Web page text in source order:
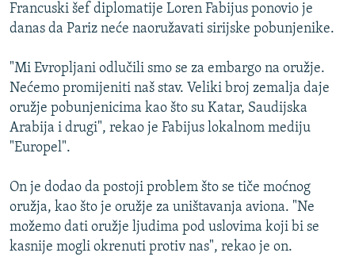
FOTOGALERIJE
RAT U UKRAJINI
RSE PRIČE IZ SVIJETA
ISPRIČAJ MI
DNEVNO@RSE
SPECIJALI RSE
VIŠE OD NASLOVA
GENOCID U SREBRENICI
POPLAVE I KLIZIŠTA U BIH 2024.
PRATITE NAS
Francuski šef diplomatije Loren Fabijus ponovio je
danas da Pariz neće naoružavati sirijske pobunjenike.
"Mi Evropljani odlučili smo se za embargo na oružje.
Nećemo promijeniti naš stav. Veliki broj zemalja daje
oružje pobunjenicima kao što su Katar, Saudijska
Arabija i drugi", rekao je Fabijus lokalnom mediju
"Europel".
On je dodao da postoji problem što se tiče moćnog
oružja, kao što je oružje za uništavanja aviona. "Ne
možemo dati oružje ljudima pod uslovima koji bi se
kasnije mogli okrenuti protiv nas", rekao je on.